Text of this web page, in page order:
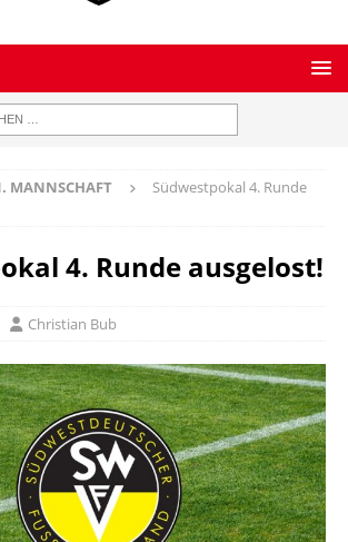
MANNSCHAFT
Südwestpokal 4. Runde
4. Runde ausgelost!
Christian Bub